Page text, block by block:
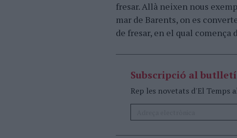
fresar. Allà neixen nous
mar de Barents, on es
de fresar, en el qual comença
Subscripció al butlletí
Rep les novetats d'El Temps